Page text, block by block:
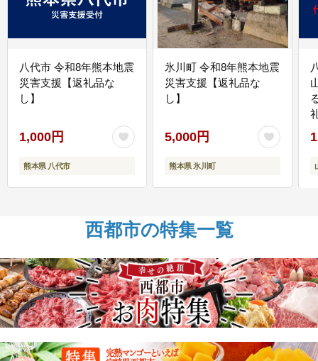
八代市 令和8年熊本地震
災害支援【返礼品な
し】
1,000円
熊本県 八代市
氷川町 令和8年熊本地震
災害支援【返礼品な
し】
5,000円
熊本県 氷川町
西都市の特集一覧